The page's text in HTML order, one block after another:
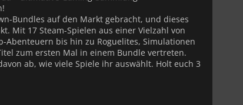
Bundles auf den Markt gebracht, und dieses
Mit 17 Steam-Spielen aus einer Vielzahl von
Abenteuern bis hin zu Roguelites, Simulationen
zum ersten Mal in einem Bundle vertreten.
ab, wie viele Spiele ihr auswählt. Holt euch 3